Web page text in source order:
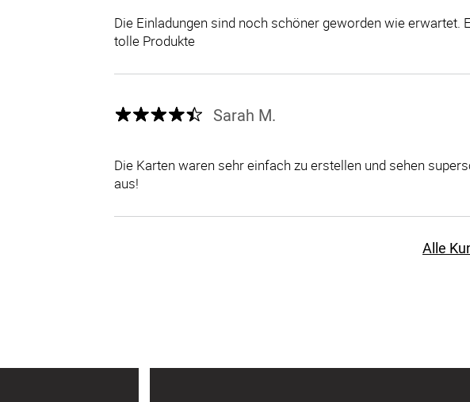
Die Einladungen sind noch schöner geworden wie erwartet.
tolle Produkte
Sarah M.
Die Karten waren sehr einfach zu erstellen und sehen
aus!
Alle